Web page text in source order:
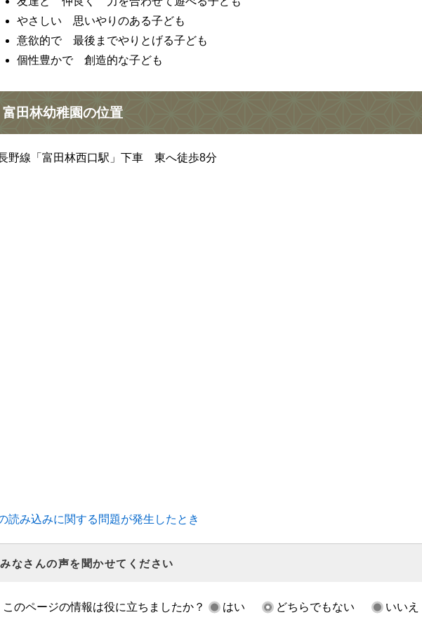
やさしい 思いやりのある子ども
意欲的で 最後までやりとげる子ども
個性豊かで 創造的な子ども
富田林幼稚園の位置
野線「富田林西口駅」下車 東へ徒歩8分
読み込みに関する問題が発生したとき
みなさんの声を聞かせてください
このページの情報は役に立ちましたか？ はい どちらでもない いいえ